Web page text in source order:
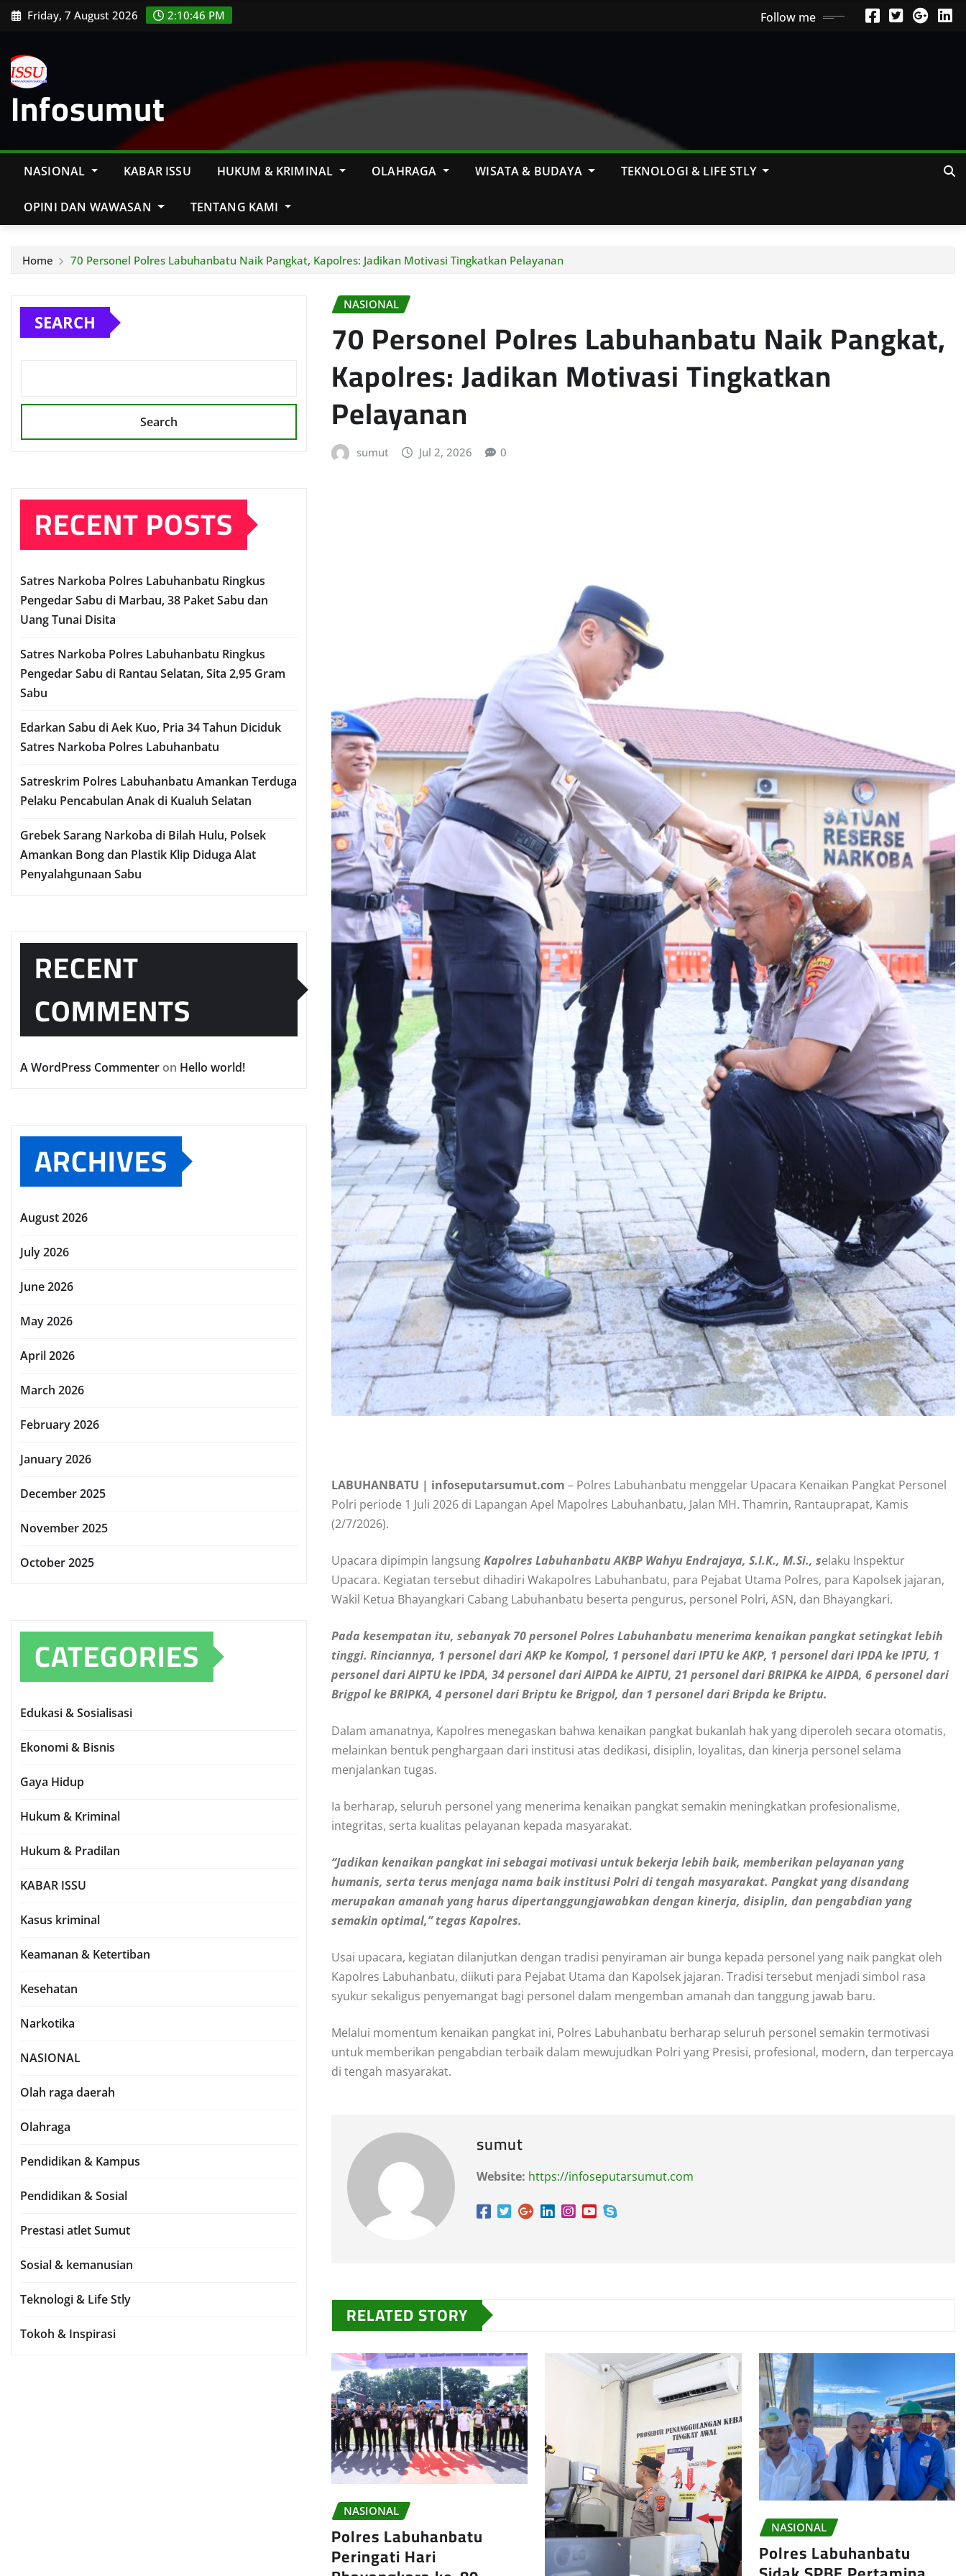
Skip Friday, 7 August 2026 2:10:47 PM Follow me
Infosumut
NASIONAL KABAR ISSU HUKUM & KRIMINAL OLAHRAGA WISATA & BUDAYA TEKNOLOGI & LIFE STLY
OPINI DAN WAWASAN TENTANG KAMI
Home 70 Personel Polres Labuhanbatu Naik Pangkat, Kapolres: Jadikan Motivasi Tingkatkan Pelayanan
SEARCH
Search
RECENT POSTS
Satres Narkoba Polres Labuhanbatu Ringkus
Pengedar Sabu di Marbau, 38 Paket Sabu dan
Uang Tunai Disita
Satres Narkoba Polres Labuhanbatu Ringkus
Pengedar Sabu di Rantau Selatan, Sita 2,95 Gram
Sabu
Edarkan Sabu di Aek Kuo, Pria 34 Tahun Diciduk
Satres Narkoba Polres Labuhanbatu
Satreskrim Polres Labuhanbatu Amankan Terduga
Pelaku Pencabulan Anak di Kualuh Selatan
Grebek Sarang Narkoba di Bilah Hulu, Polsek
Amankan Bong dan Plastik Klip Diduga Alat
Penyalahgunaan Sabu
RECENT
COMMENTS
A WordPress Commenter on Hello world!
ARCHIVES
August 2026
July 2026
June 2026
May 2026
April 2026
March 2026
February 2026
January 2026
December 2025
November 2025
October 2025
CATEGORIES
Edukasi & Sosialisasi
Ekonomi & Bisnis
Gaya Hidup
Hukum & Kriminal
Hukum & Pradilan
KABAR ISSU
Kasus kriminal
Keamanan & Ketertiban
Kesehatan
Narkotika
NASIONAL
Olah raga daerah
Olahraga
Pendidikan & Kampus
Pendidikan & Sosial
Prestasi atlet Sumut
Sosial & kemanusian
Teknologi & Life Stly
Tokoh & Inspirasi
NASIONAL
70 Personel Polres Labuhanbatu Naik Pangkat,
Kapolres: Jadikan Motivasi Tingkatkan
Pelayanan
sumut Jul 2, 2026 0
LABUHANBATU | infoseputarsumut.com – Polres Labuhanbatu menggelar Upacara Kenaikan Pangkat Personel
Polri periode 1 Juli 2026 di Lapangan Apel Mapolres Labuhanbatu, Jalan MH. Thamrin, Rantauprapat, Kamis
(2/7/2026).
Upacara dipimpin langsungKapolres Labuhanbatu AKBP Wahyu Endrajaya, S.I.K., M.Si., selaku Inspektur
Upacara. Kegiatan tersebut dihadiri Wakapolres Labuhanbatu, para Pejabat Utama Polres, para Kapolsek jajaran,
Wakil Ketua Bhayangkari Cabang Labuhanbatu beserta pengurus, personel Polri, ASN, dan Bhayangkari.
Pada kesempatan itu, sebanyak 70 personel Polres Labuhanbatu menerima kenaikan pangkat setingkat lebih
tinggi. Rinciannya, 1 personel dari AKP ke Kompol, 1 personel dari IPTU ke AKP, 1 personel dari IPDA ke IPTU, 1
personel dari AIPTU ke IPDA, 34 personel dari AIPDA ke AIPTU, 21 personel dari BRIPKA ke AIPDA, 6 personel dari
Brigpol ke BRIPKA, 4 personel dari Briptu ke Brigpol, dan 1 personel dari Bripda ke Briptu.
Dalam amanatnya, Kapolres menegaskan bahwa kenaikan pangkat bukanlah hak yang diperoleh secara otomatis,
melainkan bentuk penghargaan dari institusi atas dedikasi, disiplin, loyalitas, dan kinerja personel selama
menjalankan tugas.
Ia berharap, seluruh personel yang menerima kenaikan pangkat semakin meningkatkan profesionalisme,
integritas, serta kualitas pelayanan kepada masyarakat.
“Jadikan kenaikan pangkat ini sebagai motivasi untuk bekerja lebih baik, memberikan pelayanan yang
humanis, serta terus menjaga nama baik institusi Polri di tengah masyarakat. Pangkat yang disandang
merupakan amanah yang harus dipertanggungjawabkan dengan kinerja, disiplin, dan pengabdian yang
semakin optimal,” tegas Kapolres.
Usai upacara, kegiatan dilanjutkan dengan tradisi penyiraman air bunga kepada personel yang naik pangkat oleh
Kapolres Labuhanbatu, diikuti para Pejabat Utama dan Kapolsek jajaran. Tradisi tersebut menjadi simbol rasa
syukur sekaligus penyemangat bagi personel dalam mengemban amanah dan tanggung jawab baru.
Melalui momentum kenaikan pangkat ini, Polres Labuhanbatu berharap seluruh personel semakin termotivasi
untuk memberikan pengabdian terbaik dalam mewujudkan Polri yang Presisi, profesional, modern, dan terpercaya
di tengah masyarakat.
sumut
Website: https://infoseputarsumut.com
RELATED STORY
NASIONAL
Polres Labuhanbatu
Peringati Hari
NASIONAL
Polres Labuhanbatu